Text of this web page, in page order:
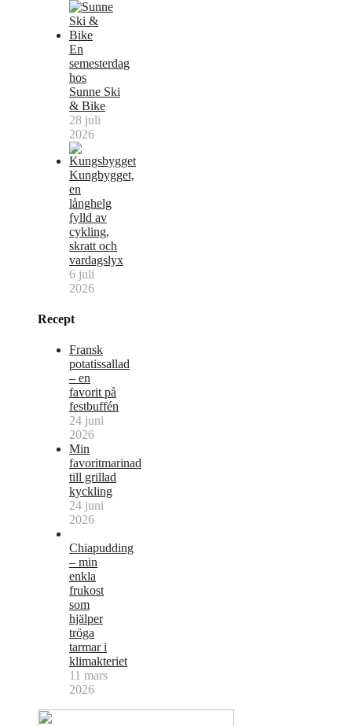
En
semesterdag
hos
Sunne Ski
& Bike
28 juli
2026
Kungbygget,
en
långhelg
fylld av
cykling,
skratt och
vardagslyx
6 juli
2026
Recept
Fransk
potatissallad
– en
favorit på
festbuffén
24 juni
2026
Min
favoritmarinad
till grillad
kyckling
24 juni
2026
Chiapudding
– min
enkla
frukost
som
hjälper
tröga
tarmar i
klimakteriet
11 mars
2026